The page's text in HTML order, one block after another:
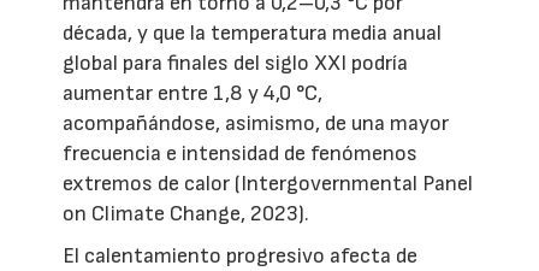
década, y que la temperatura media anual
global para finales del siglo XXI podría
aumentar entre 1,8 y 4,0 °C,
acompañándose, asimismo, de una mayor
frecuencia e intensidad de fenómenos
extremos de calor (Intergovernmental Panel
on Climate Change, 2023).
El calentamiento progresivo afecta de